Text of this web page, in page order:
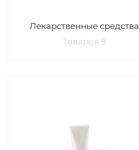
Лекарственные средства
Товаров 9